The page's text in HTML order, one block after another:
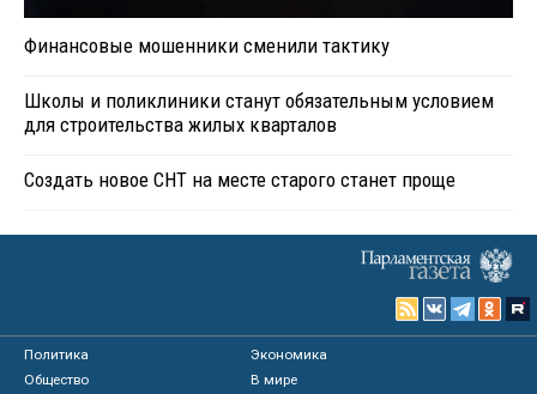
Финансовые мошенники сменили тактику
Школы и поликлиники станут обязательным условием
для строительства жилых кварталов
Создать новое СНТ на месте старого станет проще
Политика
Экономика
Общество
В мире